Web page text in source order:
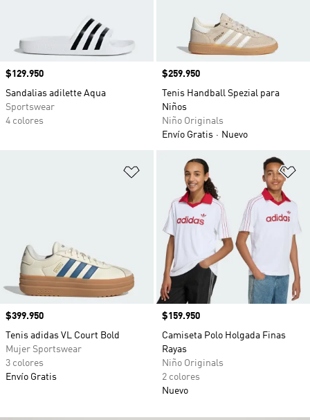
Precio
$129.950
Sandalias adilette Aqua
Sportswear
4 colores
Precio
$259.950
Tenis Handball Spezial para
Niños
Niño Originals
Envío Gratis
Nuevo
Añadir a la lista de deseos
Precio
$399.950
Tenis adidas VL Court Bold
Mujer Sportswear
3 colores
Envío Gratis
Precio
$159.950
Camiseta Polo Holgada Finas
Rayas
Niño Originals
2 colores
Nuevo